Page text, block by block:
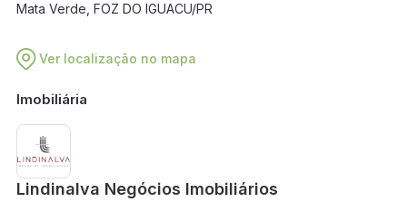
Mata Verde, FOZ DO IGUACU/PR
Ver localização no mapa
Imobiliária
Lindinalva Negócios Imobiliários